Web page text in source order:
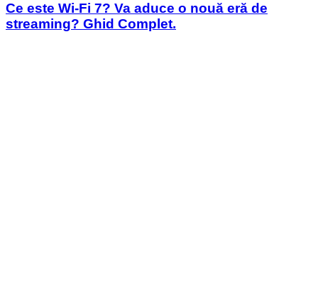
Ce este Wi-Fi 7? Va aduce o nouă eră de
streaming? Ghid Complet.